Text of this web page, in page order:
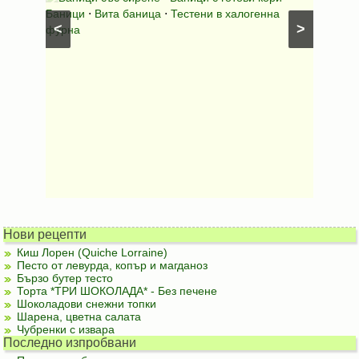
>
<
Баници ⋅ Вита баница ⋅ Тестени в халогенна
фурна
Нови рецепти
Киш Лорен (Quiche Lorraine)
Песто от левурда, копър и магданоз
Бързо бутер тесто
Торта *ТРИ ШОКОЛАДА* - Без печене
Шоколадови снежни топки
Шарена, цветна салата
Чубренки с извара
Последно изпробвани